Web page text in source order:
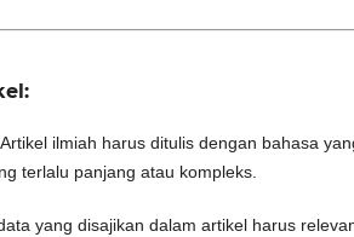
ilmiah harus ditulis dengan bahasa
terlalu panjang atau kompleks.
yang disajikan dalam artikel harus